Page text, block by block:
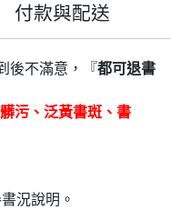
付款與配送
後不滿意，『都可退書
污、泛黃書斑、書
況說明。